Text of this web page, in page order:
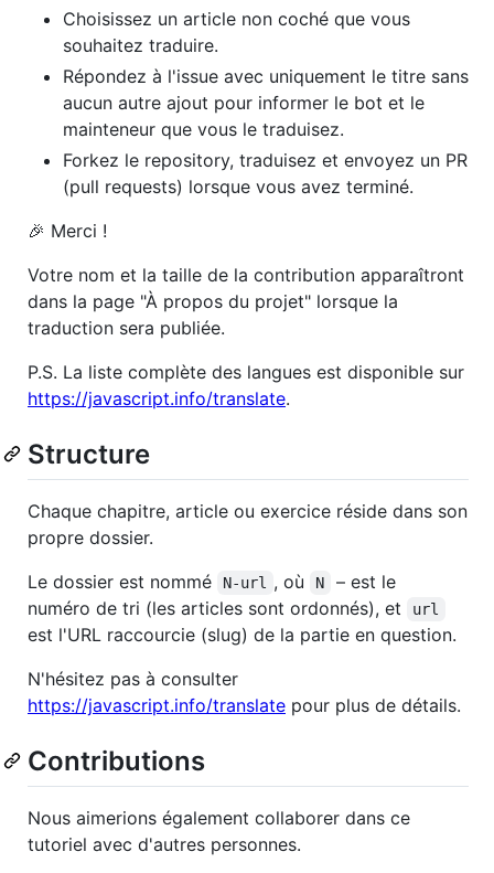
Choisissez un article non coché que vous
souhaitez traduire.
Répondez à l'issue avec uniquement le titre sans
aucun autre ajout pour informer le bot et le
mainteneur que vous le traduisez.
Forkez le repository, traduisez et envoyez un PR
(pull requests) lorsque vous avez terminé.
🎉 Merci !
Votre nom et la taille de la contribution apparaîtront
dans la page "À propos du projet" lorsque la
traduction sera publiée.
P.S. La liste complète des langues est disponible sur
https://javascript.info/translate.
Structure
Chaque chapitre, article ou exercice réside dans son
propre dossier.
Le dossier est nommé
N-url , où N
– est le
numéro de tri (les articles sont ordonnés), et
url
est l'URL raccourcie (slug) de la partie en question.
N'hésitez pas à consulter
https://javascript.info/translate pour plus de détails.
Contributions
Nous aimerions également collaborer dans ce
tutoriel avec d'autres personnes.